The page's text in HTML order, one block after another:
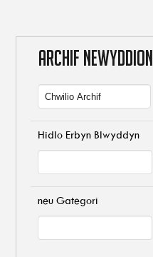
ARCHIF NEWYDDION
Hidlo Erbyn Blwyddyn
neu Gategori